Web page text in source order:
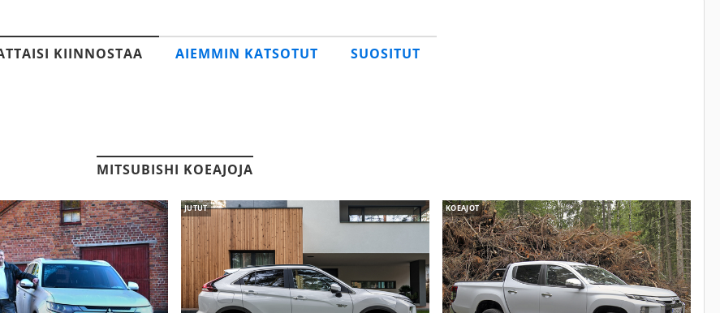
KIINNOSTAA AIEMMIN KATSOTUT SUOSITUT
MITSUBISHI KOEAJOJA
JUTUT KOEAJOT